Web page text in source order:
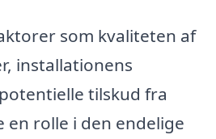
som kvaliteten af
installationens
tilskud fra
en rolle i den endelige